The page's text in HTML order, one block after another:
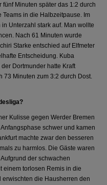
fünf Minuten später das 1:2 durch
in die Halbzeitpause. Im
Unterzahl stark auf. Man wollte
Nach 61 Minuten wurde
Starke entschied auf Elfmeter
Entscheidung. Kuba
Dortmunder hatte Kraft
73 Minuten zum 3:2 durch Dost.
Kulisse gegen Werder Bremen
schwer und kamen
machte zwar den besseren
zu harmlos. Die Gäste waren
der schwachen
einem torlosen Remis in die
die Hausherren den